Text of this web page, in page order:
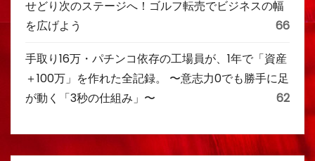
せどり次のステージへ！ゴルフ転売でビジネスの幅
を広げよう
66
手取り16万・パチンコ依存の工場員が、1年で「資産
＋100万」を作れた全記録。 〜意志力0でも勝手に足
が動く「3秒の仕組み」〜
62